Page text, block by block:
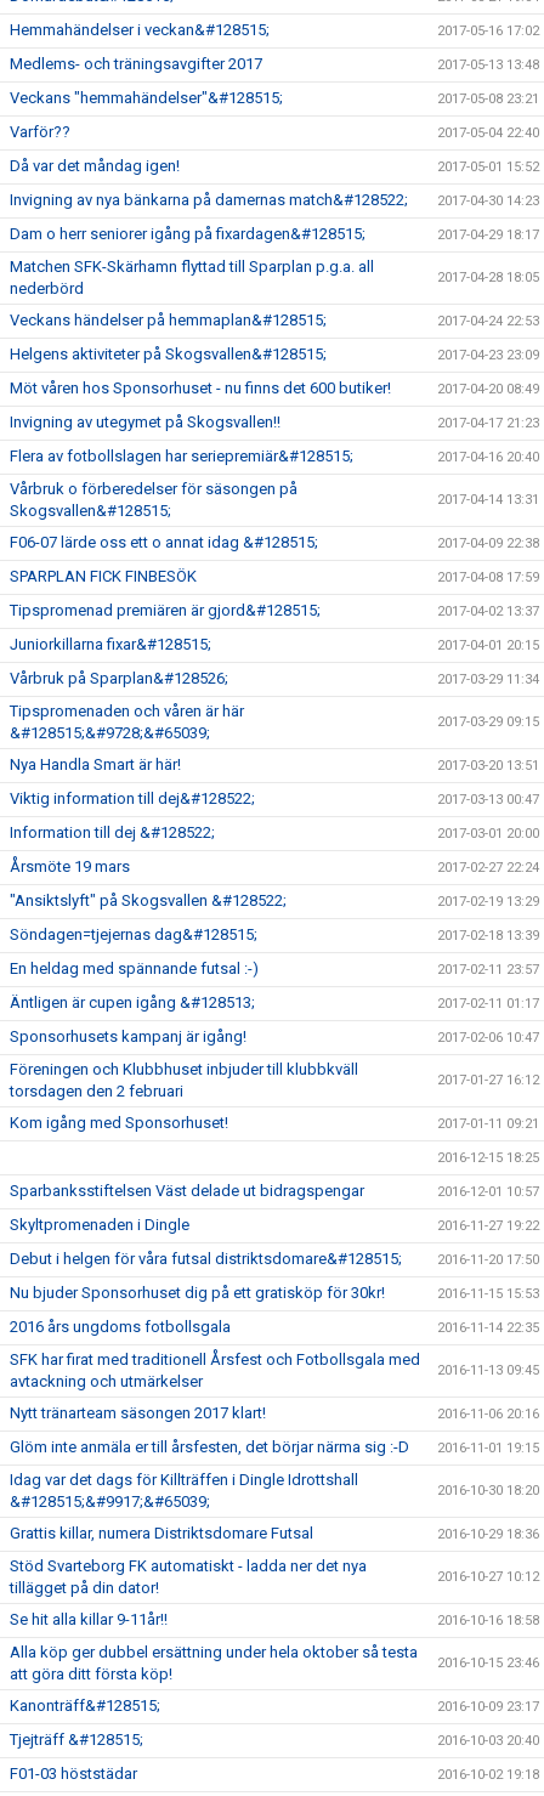
Hemmahändelser i veckan&#128515; 2017-05-16 17:02
Medlems- och träningsavgifter 2017 2017-05-13 13:48
Veckans "hemmahändelser"&#128515; 2017-05-08 23:21
Varför?? 2017-05-04 22:40
Då var det måndag igen! 2017-05-01 15:52
Invigning av nya bänkarna på damernas match&#128522; 2017-04-30 14:23
Dam o herr seniorer igång på fixardagen&#128515; 2017-04-29 18:17
Matchen SFK-Skärhamn flyttad till Sparplan p.g.a. all
nederbörd
2017-04-28 18:05
Veckans händelser på hemmaplan&#128515; 2017-04-24 22:53
Helgens aktiviteter på Skogsvallen&#128515; 2017-04-23 23:09
Möt våren hos Sponsorhuset - nu finns det 600 butiker! 2017-04-20 08:49
Invigning av utegymet på Skogsvallen!! 2017-04-17 21:23
Flera av fotbollslagen har seriepremiär&#128515; 2017-04-16 20:40
Vårbruk o förberedelser för säsongen på
Skogsvallen&#128515;
2017-04-14 13:31
F06-07 lärde oss ett o annat idag &#128515; 2017-04-09 22:38
SPARPLAN FICK FINBESÖK 2017-04-08 17:59
Tipspromenad premiären är gjord&#128515; 2017-04-02 13:37
Juniorkillarna fixar&#128515; 2017-04-01 20:15
Vårbruk på Sparplan&#128526; 2017-03-29 11:34
Tipspromenaden och våren är här
&#128515;&#9728;&#65039;
2017-03-29 09:15
Nya Handla Smart är här! 2017-03-20 13:51
Viktig information till dej&#128522; 2017-03-13 00:47
Information till dej &#128522; 2017-03-01 20:00
Årsmöte 19 mars 2017-02-27 22:24
"Ansiktslyft" på Skogsvallen &#128522; 2017-02-19 13:29
Söndagen=tjejernas dag&#128515; 2017-02-18 13:39
En heldag med spännande futsal :-) 2017-02-11 23:57
Äntligen är cupen igång &#128513; 2017-02-11 01:17
Sponsorhusets kampanj är igång! 2017-02-06 10:47
Föreningen och Klubbhuset inbjuder till klubbkväll
torsdagen den 2 februari
2017-01-27 16:12
Kom igång med Sponsorhuset! 2017-01-11 09:21
2016-12-15 18:25
Sparbanksstiftelsen Väst delade ut bidragspengar 2016-12-01 10:57
Skyltpromenaden i Dingle 2016-11-27 19:22
Debut i helgen för våra futsal distriktsdomare&#128515; 2016-11-20 17:50
Nu bjuder Sponsorhuset dig på ett gratisköp för 30kr! 2016-11-15 15:53
2016 års ungdoms fotbollsgala 2016-11-14 22:35
SFK har firat med traditionell Årsfest och Fotbollsgala med
avtackning och utmärkelser
2016-11-13 09:45
Nytt tränarteam säsongen 2017 klart! 2016-11-06 20:16
Glöm inte anmäla er till årsfesten, det börjar närma sig :-D 2016-11-01 19:15
Idag var det dags för Killträffen i Dingle Idrottshall
&#128515;&#9917;&#65039;
2016-10-30 18:20
Grattis killar, numera Distriktsdomare Futsal 2016-10-29 18:36
Stöd Svarteborg FK automatiskt - ladda ner det nya
tillägget på din dator!
2016-10-27 10:12
Se hit alla killar 9-11år!! 2016-10-16 18:58
Alla köp ger dubbel ersättning under hela oktober så testa
att göra ditt första köp!
2016-10-15 23:46
Kanonträff&#128515; 2016-10-09 23:17
Tjejträff &#128515; 2016-10-03 20:40
F01-03 höststädar 2016-10-02 19:18